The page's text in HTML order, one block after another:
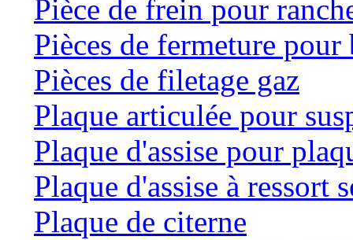
Pièce de frein pour
Pièces de fermeture
Pièces de filetage gaz
Plaque articulée pour
Plaque d'assise pour
Plaque d'assise à ressort
Plaque de citerne